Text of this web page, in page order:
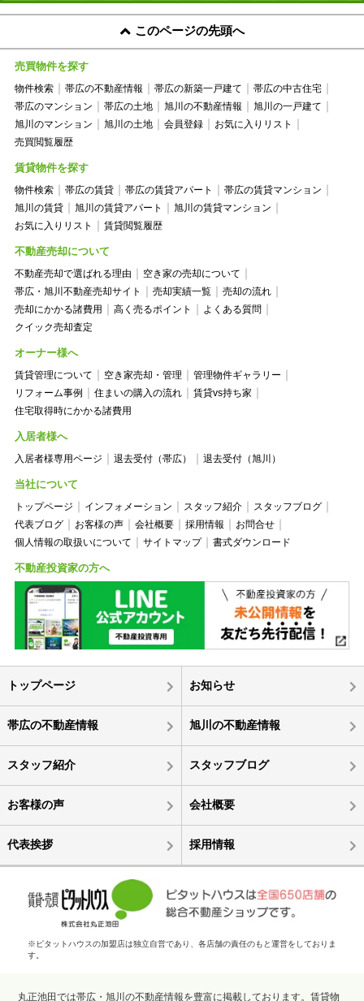
このページの先頭へ
売買物件を探す
物件検索 帯広の不動産情報 帯広の新築一戸建て
帯広の中古住宅
帯広のマンション
帯広の土地 旭川の不動産情報
旭川の一戸建て
旭川のマンション
旭川の土地 会員登録
お気に入りリスト
売買閲覧履歴
賃貸物件を探す
物件検索 帯広の賃貸 帯広の賃貸アパート
帯広の賃貸マンション
旭川の賃貸
旭川の賃貸アパート
旭川の賃貸マンション
お気に入りリスト
賃貸閲覧履歴
不動産売却について
不動産売却で選ばれる理由
空き家の売却について
帯広・旭川不動産売却サイト
売却実績一覧
売却の流れ
売却にかかる諸費用
高く売るポイント
よくある質問
クイック売却査定
オーナー様へ
賃貸管理について 空き家売却・管理
管理物件ギャラリー
リフォーム事例
住まいの購入の流れ
賃貸vs持ち家
住宅取得時にかかる諸費用
入居者様へ
入居者様専用ページ 退去受付（帯広） 退去受付（旭川）
当社について
トップページ インフォメーション スタッフ紹介
スタッフブログ
代表ブログ
お客様の声 会社概要 採用情報
お問合せ
個人情報の取扱いについて
サイトマップ 書式ダウンロード
不動産投資家の方へ
トップページ お知らせ
帯広の不動産情報 旭川の不動産情報
スタッフ紹介 スタッフブログ
お客様の声 会社概要
代表挨拶 採用情報
※ピタットハウスの加盟店は独立自営であり、各店舗の責任のもと運営をしておりま
す。
丸正池田では帯広・旭川の不動産情報を豊富に掲載しております。賃貸物